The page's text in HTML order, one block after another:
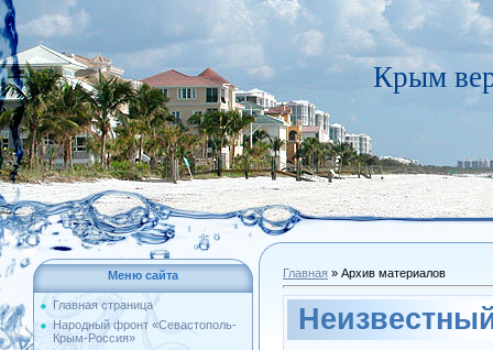
Крым
Меню сайта
Главная страница
Народный фронт «Севастополь-
Крым-Россия»
Главная » Архив материалов